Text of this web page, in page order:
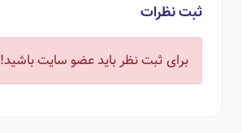
ثبت نظرات
برای ثبت نظر باید عضو سایت باشید!